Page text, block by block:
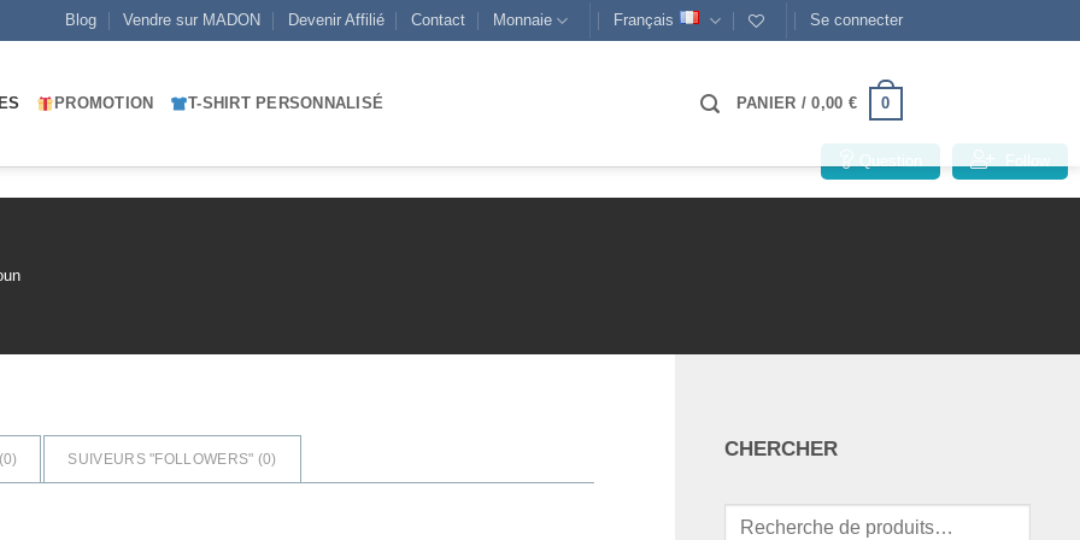
Blog Vendre sur MADON Devenir Affilié Contact Monnaie Français Se connecter
PROMOTION T-SHIRT PERSONNALISÉ PANIER /0,00 € 0
❯
0) SUIVEURS "FOLLOWERS" (0) CHERCHER
Recherche